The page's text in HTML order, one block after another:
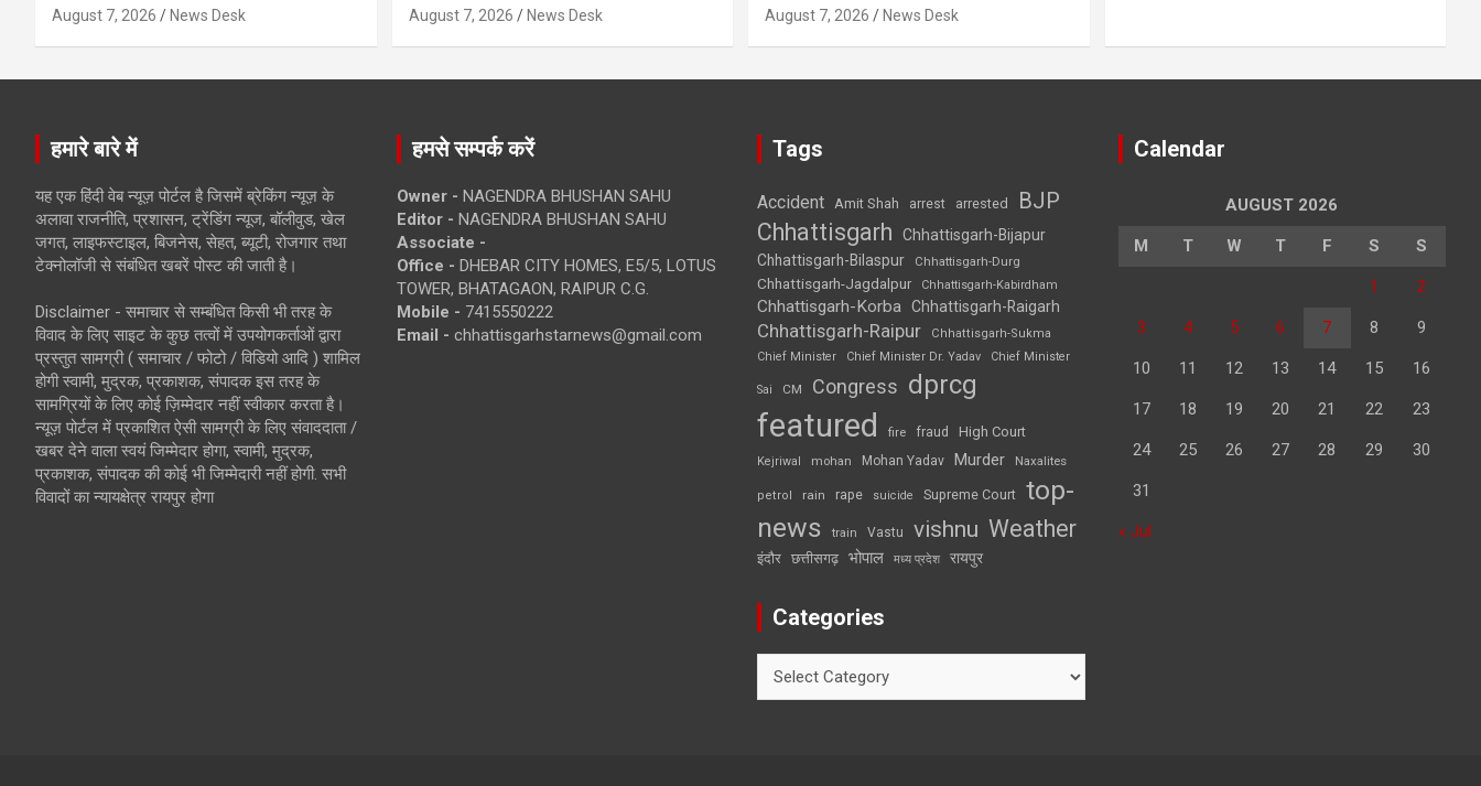
August 7, 2026 News Desk August 7, 2026 News Desk August 7, 2026 News Desk
हमारे बारे में
यह एक हिंदी वेब न्यूज़ पोर्टल है जिसमें ब्रेकिंग न्यूज़ के
अलावा राजनीति, प्रशासन, ट्रेंडिंग न्यूज, बॉलीवुड, खेल
जगत, लाइफस्टाइल, बिजनेस, सेहत, ब्यूटी, रोजगार तथा
टेक्नोलॉजी से संबंधित खबरें पोस्ट की जाती है।
Disclaimer - समाचार से सम्बंधित किसी भी तरह के
विवाद के लिए साइट के कुछ तत्वों में उपयोगकर्ताओं द्वारा
प्रस्तुत सामग्री ( समाचार / फोटो / विडियो आदि ) शामिल
होगी स्वामी, मुद्रक, प्रकाशक, संपादक इस तरह के
सामग्रियों के लिए कोई ज़िम्मेदार नहीं स्वीकार करता है।
न्यूज़ पोर्टल में प्रकाशित ऐसी सामग्री के लिए संवाददाता /
खबर देने वाला स्वयं जिम्मेदार होगा, स्वामी, मुद्रक,
प्रकाशक, संपादक की कोई भी जिम्मेदारी नहीं होगी. सभी
विवादों का न्यायक्षेत्र रायपुर होगा
हमसे सम्पर्क करें
Owner - NAGENDRA BHUSHAN SAHU
Editor - NAGENDRA BHUSHAN SAHU
Associate -
Office - DHEBAR CITY HOMES, E5/5, LOTUS
TOWER, BHATAGAON, RAIPUR C.G.
Mobile - 7415550222
Email - chhattisgarhstarnews@gmail.com
Tags
Accident Amit Shah arrest arrested BJP
Chhattisgarh
Chhattisgarh-Bijapur
Chhattisgarh-Bilaspur
Chhattisgarh-Durg
Chhattisgarh-Jagdalpur Chhattisgarh-Kabirdham
Chhattisgarh-Korba Chhattisgarh-Raigarh
Chhattisgarh-Raipur
Chhattisgarh-Sukma
Chief Minister
Chief Minister Dr. Yadav Chief Minister
Sai CM Congress dprcg
featured fire fraud High Court
Kejriwal mohan Mohan Yadav Murder Naxalites
petrol rain rape suicide Supreme Court top-
news
train Vastu vishnu Weather
इंदौर छत्तीसगढ़ भोपाल मध्य प्रदेश रायपुर
Categories
Calendar
AUGUST 2026
M T W T F S S
1 2
3 4 5 6 7 8 9
10 11 12 13 14 15 16
17 18 19 20 21 22 23
24 25 26 27 28 29 30
31
« Jul